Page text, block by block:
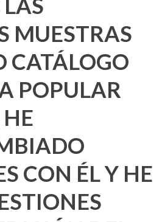
MUESTRAS
CATÁLOGO
POPULAR
CON ÉL Y HE